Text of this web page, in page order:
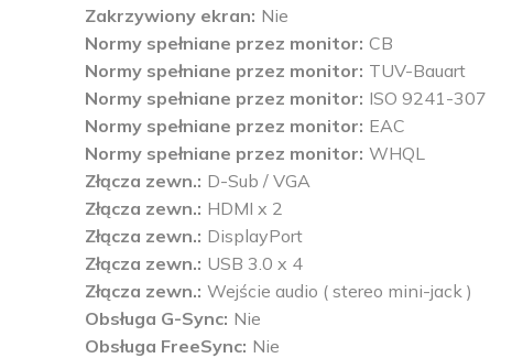
Zakrzywiony ekran Nie
Normy spełniane przez monitor CB
Normy spełniane przez monitor TUV-Bauart
Normy spełniane przez monitor ISO 9241-307
Normy spełniane przez monitor EAC
Normy spełniane przez monitor WHQL
Złącza zewn. D-Sub / VGA
Złącza zewn. HDMI x 2
Złącza zewn. DisplayPort
Złącza zewn. USB 3.0 x 4
Złącza zewn. Wejście audio ( stereo mini-jack )
Obsługa G-Sync Nie
Obsługa FreeSync Nie